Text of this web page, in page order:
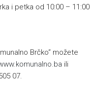
i petka od 10:00 – 11:00
Brčko“ možete
ili
07.